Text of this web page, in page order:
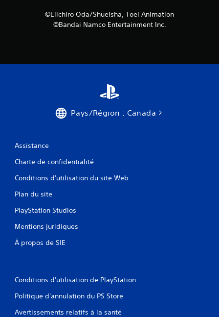
©Eiichiro Oda/Shueisha, Toei Animation
©Bandai Namco Entertainment Inc.
Pays/Région : Canada
Assistance
Charte de confidentialité
Conditions d'utilisation du site Web
Plan du site
PlayStation Studios
Mentions juridiques
À propos de SIE
Conditions d'utilisation de PlayStation
Politique d'annulation du PS Store
Avertissements relatifs à la santé